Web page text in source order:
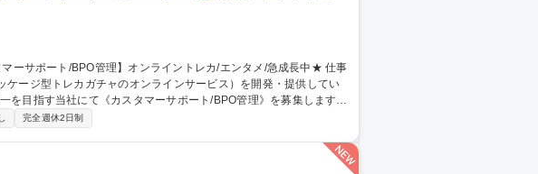
ケージ型トレカガチャのオンラインサービス）を開発・提供してい
を目指す当社にて《カスタマーサポート/BPO管理》を募集します！
）の管理・育成をご担当。品質管理や教育、社内連携を通じサービ
レーニング実施・フィードバック 【仕事の魅力】急成長組織でCS
体験価値向上に貢献できます。 募集職種 【カスタマー
完全週休2日制